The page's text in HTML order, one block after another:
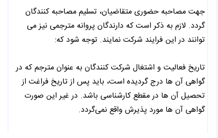
جهت مصاحبه حضوری متقاضیان، تسلیم مصاحبه کنندگان
گردد. لازم به ذکر است که دارندگان پروانه مترجمی نیز می
توانند در این فرایند شرکت نمایند. توجه شود که:
تاریخ فعالیت و اشتغال شرکت کنندگان به عنوان مترجم که در
گواهی آن ها درج گردیده است، باید پس از تاریخ فراغت از
تحصیل آن ها در مقطع کارشناسی باشد. در غیر این صورت
گواهی آن ها مورد پذیرش واقع نمی‌گردد.